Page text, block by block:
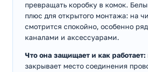
превращать коробку в комок.
плюс для открытого монтажа: на
смотрится спокойно, особенно
каналами и аксессуарами.
Что она защищает и как работает:
закрывает место соединения